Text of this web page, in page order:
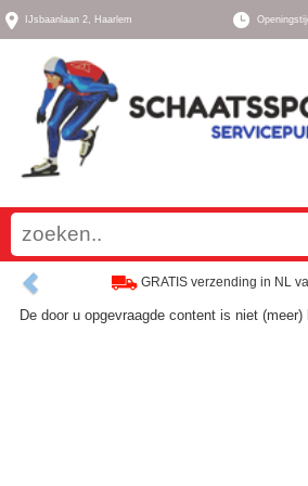
IJsbaanlaan 2, Haarlem
GRATIS verzending in NL
Ruim assortiment, altijd wat
Previous
De door u opgevraagde content is niet (meer)